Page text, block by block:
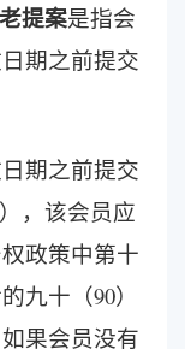
老提案是指会
期之前提交
期之前提交
，该会员应
政策中第十
九十（90）
果会员没有